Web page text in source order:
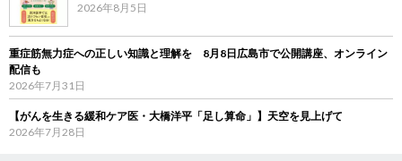
2026年8月5日
重症筋無力症への正しい知識と理解を 8月8日広島市で公開講座、オンライン
配信も
2026年7月31日
【がんを生きる緩和ケア医・大橋洋平「足し算命」】天空を見上げて
2026年7月28日